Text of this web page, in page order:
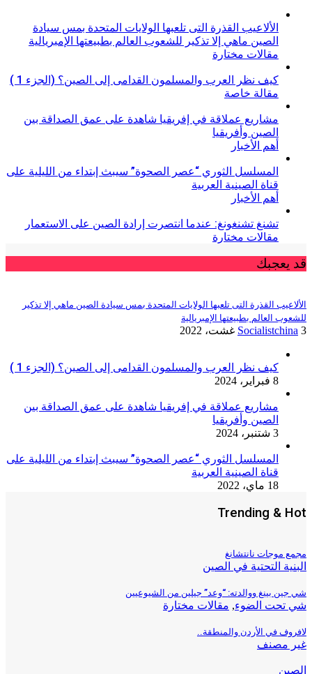
الألاعيب القذرة التى تلعبها الولايات المتحدة بمس سيادة
الصين ماهي إلا تذكير للشعوب العالم بطبيعتها الإمبريالية
مقالات مختارة
كيف نظر العرب والمسلمون القدامى إلى الصين؟ (الجزء 1 )
مقالة خاصة
مشاريع عملاقة في إفريقيا شاهدة على عمق الصداقة بين
الصين وأفريقيا
أهم الأخبار
المسلسل الثوري “عصر الصحوة” سيبث إبتداء من الليلية على
قناة الصينية العربية
أهم الأخبار
تشنغ تشنغونغ: عندما انتصرت إرادة الصين على الاستعمار
مقالات مختارة
قد يعجبك
الألاعيب القذرة التى تلعبها الولايات المتحدة بمس سيادة الصين ماهي إلا تذكير
للشعوب العالم بطبيعتها الإمبريالية
Socialistchina 3 غشت، 2022
كيف نظر العرب والمسلمون القدامى إلى الصين؟ (الجزء 1 )
8 فبراير، 2024
مشاريع عملاقة في إفريقيا شاهدة على عمق الصداقة بين
الصين وأفريقيا
3 شتنبر، 2024
المسلسل الثوري “عصر الصحوة” سيبث إبتداء من الليلية على
قناة الصينية العربية
18 ماي، 2022
Trending & Hot
مجمع موجات نانتشانغ
البنية التحتية في الصين
شي جين بينغ ووالدته: “وعد” جيلين من الشيوعيين
شي تحت الضوء, مقالات مختارة
لافروف في الأردن والمنطقة..
غير مصنف
الصين